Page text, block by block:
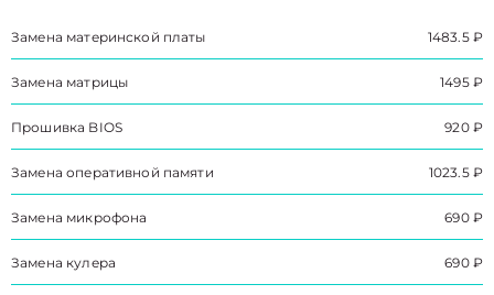
Замена материнской платы 1483.5 ₽
Замена матрицы 1495 ₽
Прошивка BIOS 920 ₽
Замена оперативной памяти 1023.5 ₽
Замена микрофона 690 ₽
Замена кулера 690 ₽